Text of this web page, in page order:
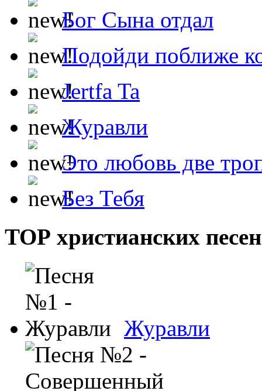
Бог Сына отдал
Подойди поближе
Jertfa Ta
Журавли
Это любовь две
Без Тебя
ТОР христианских песен
Журавли